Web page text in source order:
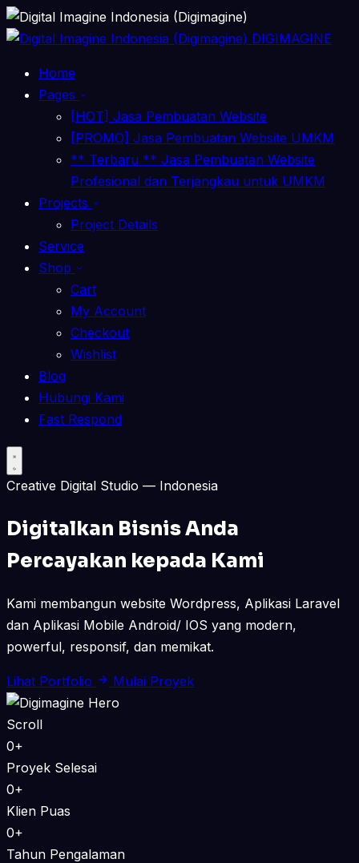
DIGIMAGINE
Home
Pages
[HOT] Jasa Pembuatan Website
[PROMO] Jasa Pembuatan Website UMKM
** Terbaru ** Jasa Pembuatan Website
Profesional dan Terjangkau untuk UMKM
Projects
Project Details
Service
Shop
Cart
My Account
Checkout
Wishlist
Blog
Hubungi Kami
Fast Respond
Creative Digital Studio — Indonesia
Digitalkan Bisnis Anda
Percayakan kepada Kami
Kami membangun website Wordpress, Aplikasi Laravel
dan Aplikasi Mobile Android/ IOS yang modern,
powerful, responsif, dan memikat.
Lihat Portfolio Mulai Proyek
Scroll
0+
Proyek Selesai
0+
Klien Puas
0+
Tahun Pengalaman